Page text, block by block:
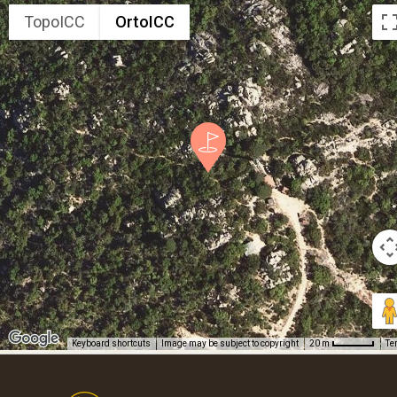
TopoICC OrtoICC
Keyboard shortcuts Image may be subject to copyright 20 m